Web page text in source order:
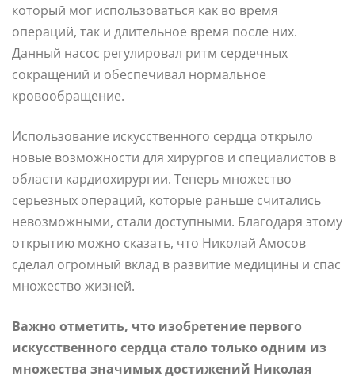
который мог использоваться как во время
операций, так и длительное время после них.
Данный насос регулировал ритм сердечных
сокращений и обеспечивал нормальное
кровообращение.
Использование искусственного сердца открыло
новые возможности для хирургов и специалистов в
области кардиохирургии. Теперь множество
серьезных операций, которые раньше считались
невозможными, стали доступными. Благодаря этому
открытию можно сказать, что Николай Амосов
сделал огромный вклад в развитие медицины и спас
множество жизней.
Важно отметить, что изобретение первого
искусственного сердца стало только одним из
множества значимых достижений Николая